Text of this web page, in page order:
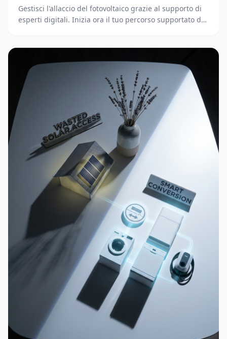
Gestisci l'allaccio del fotovoltaico grazie al supporto di
esperti digitali. Inizia ora il tuo percorso supportato dai